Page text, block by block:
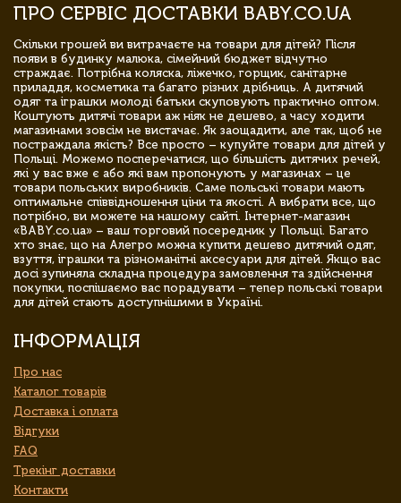
ПРО СЕРВІС ДОСТАВКИ BABY.CO.UA
Скільки грошей ви витрачаєте на товари для дітей? Після
появи в будинку малюка, сімейний бюджет відчутно
страждає. Потрібна коляска, ліжечко, горщик, санітарне
приладдя, косметика та багато різних дрібниць. А дитячий
одяг та іграшки молоді батьки скуповують практично оптом.
Коштують дитячі товари аж ніяк не дешево, а часу ходити
магазинами зовсім не вистачає. Як заощадити, але так, щоб не
постраждала якість? Все просто – купуйте товари для дітей у
Польщі. Можемо посперечатися, що більшість дитячих речей,
які у вас вже є або які вам пропонують у магазинах – це
товари польських виробників. Саме польські товари мають
оптимальне співвідношення ціни та якості. А вибрати все, що
потрібно, ви можете на нашому сайті. Інтернет-магазин
«BABY.co.ua» – ваш торговий посередник у Польщі. Багато
хто знає, що на Алегро можна купити дешево дитячий одяг,
взуття, іграшки та різноманітні аксесуари для дітей. Якщо вас
досі зупиняла складна процедура замовлення та здійснення
покупки, поспішаємо вас порадувати – тепер польські товари
для дітей стають доступнішими в Україні.
ІНФОРМАЦІЯ
Про нас
Каталог товарів
Доставка і оплата
Відгуки
FAQ
Трекінг доставки
Контакти